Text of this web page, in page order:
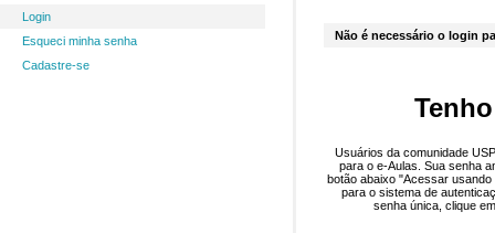
Login
Esqueci minha senha
Cadastre-se
Não é necessário o login
Usuários da comunidade
para o e-Aulas. Sua senha
botão abaixo "Acessar
para o sistema de
senha única, clique